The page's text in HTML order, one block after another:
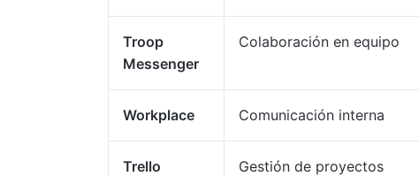
Troop
Messenger
Colaboración en equipo
Workplace Comunicación interna
Trello Gestión de proyectos